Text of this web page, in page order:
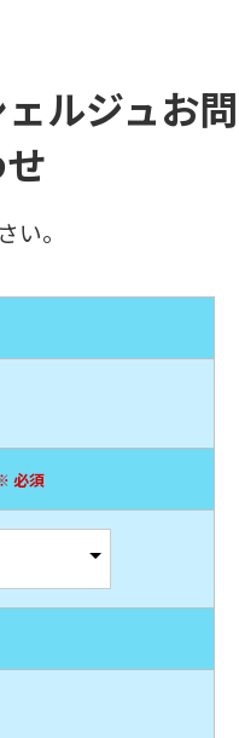
ルジュお問
い。
必須